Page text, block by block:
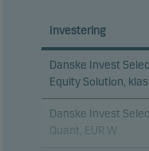
Investering
Danske Invest
Equity Solution,
Danske Invest
Quant, EUR W